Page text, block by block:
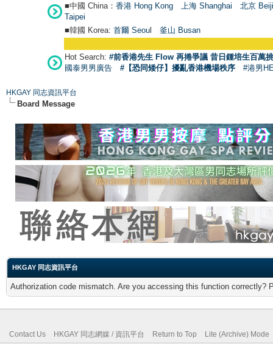
■中國 China： 香港 Hong Kong 上海 Shanghai
北京
Taipei
■韓國 Korea: 首爾 Seoul 釜山 Busan
Hot Search: #前香港先生 Flow 再捲爭議 昔日鍾培生百萬
國泰男男廣告
#【恐同矮仔】擾亂香港機場秩序 #港男
HKGAY 同志資訊平台
Board Message
HKGAY 同志資訊平台
Authorization code mismatch. Are you accessing this function correctly?
Contact Us HKGAY 同志網媒 / 資訊平台 Return to Top Lite (Archive) Mode